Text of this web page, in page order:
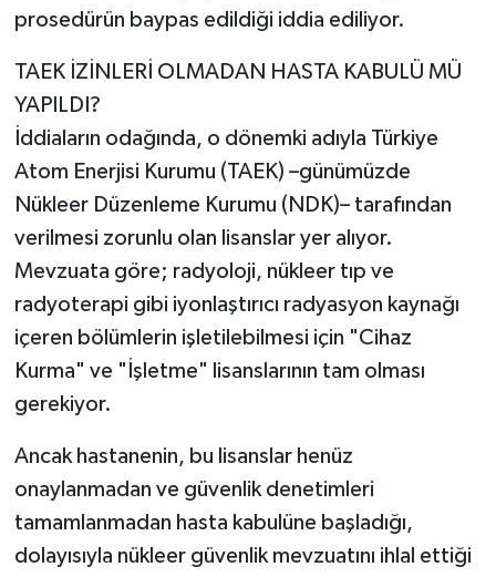
prosedürün baypas edildiği iddia ediliyor.
TAEK İZİNLERİ OLMADAN HASTA KABULÜ MÜ
YAPILDI?
İddiaların odağında, o dönemki adıyla Türkiye
Atom Enerjisi Kurumu (TAEK) –günümüzde
Nükleer Düzenleme Kurumu (NDK)– tarafından
verilmesi zorunlu olan lisanslar yer alıyor.
Mevzuata göre; radyoloji, nükleer tıp ve
radyoterapi gibi iyonlaştırıcı radyasyon kaynağı
içeren bölümlerin işletilebilmesi için "Cihaz
Kurma" ve "İşletme" lisanslarının tam olması
gerekiyor.
Ancak hastanenin, bu lisanslar henüz
onaylanmadan ve güvenlik denetimleri
tamamlanmadan hasta kabulüne başladığı,
dolayısıyla nükleer güvenlik mevzuatını ihlal ettiği